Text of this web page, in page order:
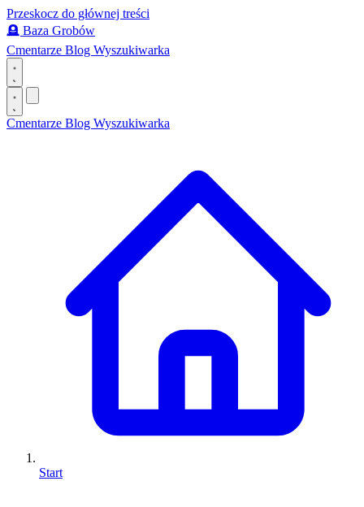
Przeskocz do głównej treści
🪦 Baza Grobów
Cmentarze Blog Wyszukiwarka
Cmentarze Blog Wyszukiwarka
Start